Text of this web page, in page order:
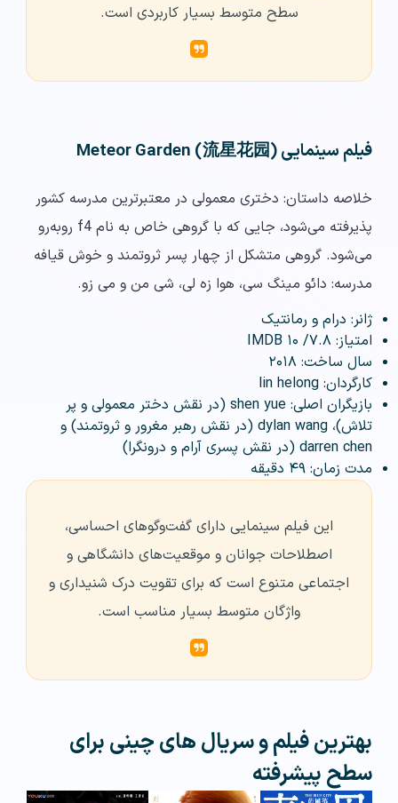
سطح متوسط بسیار کاربردی است.
فیلم سینمایی Meteor Garden (流星花园)
خلاصه داستان: دختری معمولی در معتبرترین مدرسه کشور
پذیرفته می‌شود، جایی که با گروهی خاص به نام f4 روبه‌رو
می‌شود. گروهی متشکل از چهار پسر ثروتمند و خوش قیافه
مدرسه: دائو مینگ سی، هوا زه لی، شی من و می زو.
ژانر: درام و رمانتیک
امتیاز: ۷.۸/ ۱۰ IMDB
سال ساخت: ۲۰۱۸
کارگردان: lin helong
بازیگران اصلی: shen yue (در نقش دختر معمولی و پر
تلاش)، dylan wang (در نقش رهبر مغرور و ثروتمند) و
darren chen (در نقش پسری آرام و درونگرا)
مدت زمان: ۴۹ دقیقه
این فیلم سینمایی دارای گفت‌وگوهای احساسی،
اصطلاحات جوانان و موقعیت‌های دانشگاهی و
اجتماعی متنوع است که برای تقویت درک شنیداری و
واژگان متوسط بسیار مناسب است.
بهترین فیلم و سریال های چینی برای
سطح پیشرفته